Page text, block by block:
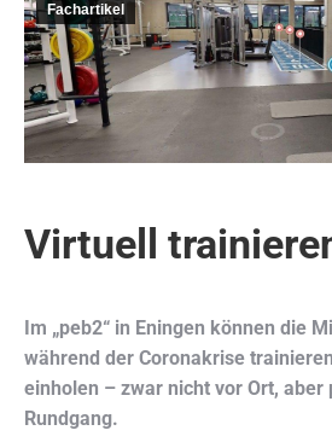
Fachartikel
Virtuell
Im „peb2“ in Eningen können die
während der Coronakrise
einholen – zwar nicht vor Ort, aber
Rundgang.